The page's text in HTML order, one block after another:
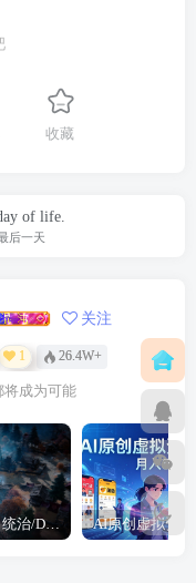
收藏
of life.
后一天
关注
1 26.4W+
将成为可能
圣战群英传：统治/Disciples: Domination